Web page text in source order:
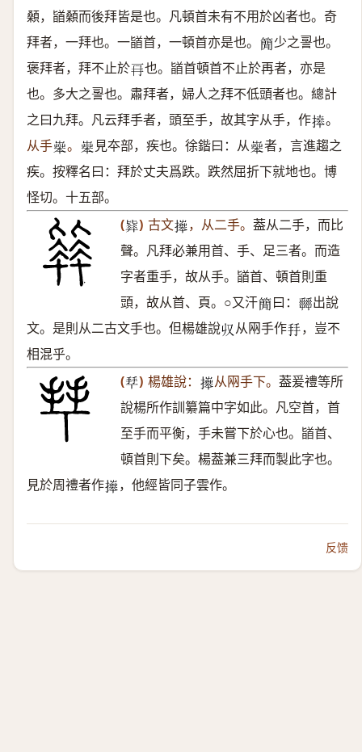
顙，䭫顙而後拜皆是也。凡頓首未有不用於凶者也。奇
拜者，一拜也。一䭫首，一頓首亦是也。 𥳑 少之䛐也。
褒拜者，拜不止於𠕅 也。䭫首頓首不止於再者，亦是
也。多大之䛐也。肅拜者，婦人之拜不低頭者也。總計
之曰九拜。凡云拜手者，頭至手，故其字从手，作𢳎 。
从手𦱧 。 𦱧 見夲部，疾也。徐鍇曰：从𦱧 者，言進趨之
疾。按釋名曰：拜於丈夫爲跌。跌然屈折下就地也。博
怪切。十五部。
(𣬓 ) 古文𢷎 ，从二手。 葢从二手，而比
聲。凡拜必兼用首、手、足三者。而造
字者重手，故从手。䭫首、頓首則重
頭，故从首、頁。○又汗𥳑 曰： 𡴬 出說
文。是則从二古文手也。但楊雄說𠬞 从㒳手作𢪒 ，豈不
相混乎。
(𢫶 ) 楊雄說： 𢷎 从㒳手下。 葢爰禮等所
說楊所作訓纂篇中字如此。凡空首，首
至手而平衡，手未嘗下於心也。䭫首、
頓首則下矣。楊葢兼三拜而製此字也。
見於周禮者作𢷎 ，他經皆同子雲作。
反馈